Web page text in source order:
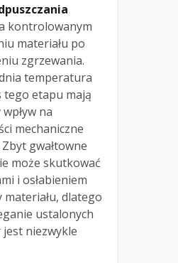
kontrolowanym
materiału po
zgrzewania.
temperatura
tego etapu mają
na
mechaniczne
gwałtowne
może skutkować
i osłabieniem
dlatego
ustalonych
niezwykle